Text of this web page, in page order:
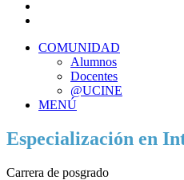
COMUNIDAD
Alumnos
Docentes
@UCINE
MENÚ
Especialización en
Carrera de posgrado